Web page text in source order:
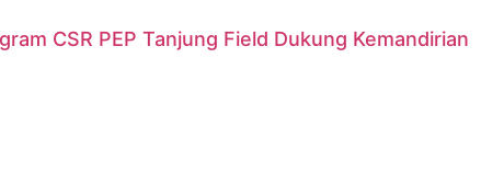
CSR PEP Tanjung Field Dukung Kemandirian